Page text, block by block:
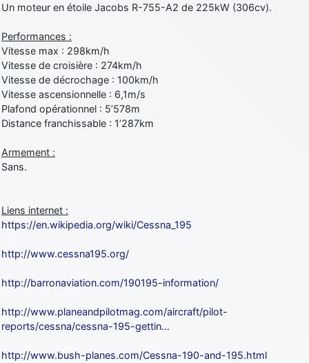
Un moteur en étoile Jacobs R-755-A2 de 225kW (306cv).
Performances :
Vitesse max : 298km/h
Vitesse de croisière : 274km/h
Vitesse de décrochage : 100km/h
Vitesse ascensionnelle : 6,1m/s
Plafond opérationnel : 5’578m
Distance franchissable : 1’287km
Armement :
Sans.
Liens internet :
https://en.wikipedia.org/wiki/Cessna_195
http://www.cessna195.org/
http://barronaviation.com/190195-information/
http://www.planeandpilotmag.com/aircraft/pilot-
reports/cessna/cessna-195-gettin…
http://www.bush-planes.com/Cessna-190-and-195.html